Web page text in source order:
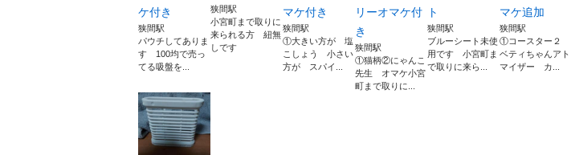
ケ付き
狭間駅
パウチしてありま
す 100均で売っ
てる吸盤を...
狭間駅
小宮町まで取りに
来られる方 紐無
しです
マケ付き
狭間駅
①大きい方が 塩
こしょう 小さい
方が スパイ...
リーオマケ付
き
狭間駅
①猫柄②にゃんこ
先生 オマケ小宮
町まで取りに...
ト
狭間駅
ブルーシート未使
用です 小宮町ま
で取りに来ら...
マケ追加
狭間駅
①コースター２
ベティちゃんアト
マイザー カ...